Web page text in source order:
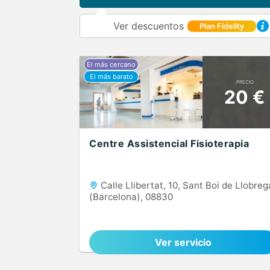
Ver descuentos Plan Fidelity
PRECIO
20 €
Centre Assistencial Fisioterapia
Calle Llibertat, 10, Sant Boi de
(Barcelona), 08830
Ver servicio